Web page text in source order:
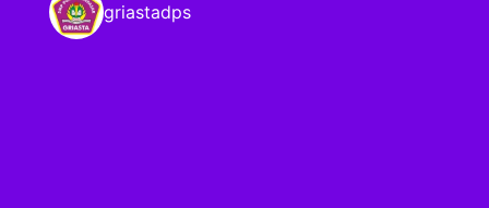
griastadps